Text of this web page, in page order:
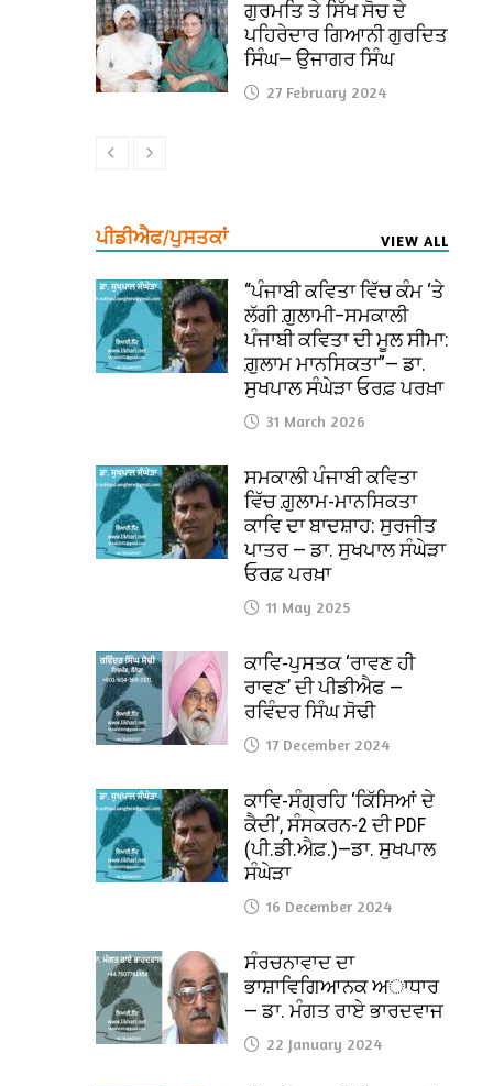
ਗੁਰਮਤਿ ਤੇ ਸਿੱਖ ਸੋਚ ਦੇ
ਪਹਿਰੇਦਾਰ ਗਿਆਨੀ ਗੁਰਦਿਤ
ਸਿੰਘ— ਉਜਾਗਰ ਸਿੰਘ
27 February 2024
ਪੀਡੀਐਫ/ਪੁਸਤਕਾਂ VIEW ALL
“ਪੰਜਾਬੀ ਕਵਿਤਾ ਵਿੱਚ ਕੰਮ ‘ਤੇ
ਲੱਗੀ ਗ਼ੁਲਾਮੀ–ਸਮਕਾਲੀ
ਪੰਜਾਬੀ ਕਵਿਤਾ ਦੀ ਮੂਲ ਸੀਮਾ:
ਗ਼ੁਲਾਮ ਮਾਨਸਿਕਤਾ”— ਡਾ.
ਸੁਖਪਾਲ ਸੰਘੇੜਾ ਓਰਫ਼ ਪਰਖ਼ਾ
31 March 2026
ਸਮਕਾਲੀ ਪੰਜਾਬੀ ਕਵਿਤਾ
ਵਿੱਚ ਗ਼ੁਲਾਮ-ਮਾਨਸਿਕਤਾ
ਕਾਵਿ ਦਾ ਬਾਦਸ਼ਾਹ: ਸੁਰਜੀਤ
ਪਾਤਰ — ਡਾ. ਸੁਖਪਾਲ ਸੰਘੇੜਾ
ਓਰਫ਼ ਪਰਖ਼ਾ
11 May 2025
ਕਾਵਿ-ਪੁਸਤਕ ‘ਰਾਵਣ ਹੀ
ਰਾਵਣ’ ਦੀ ਪੀਡੀਐਫ —
ਰਵਿੰਦਰ ਸਿੰਘ ਸੋਢੀ
17 December 2024
ਕਾਵਿ-ਸੰਗ੍ਰਹਿ ‘ਕਿੱਸਿਆਂ ਦੇ
ਕੈਦੀ’, ਸੰਸਕਰਨ-2 ਦੀ PDF
(ਪੀ.ਡੀ.ਐਫ਼.)—ਡਾ. ਸੁਖਪਾਲ
ਸੰਘੇੜਾ
16 December 2024
ਸੰਰਚਨਾਵਾਦ ਦਾ
ਭਾਸ਼ਾਵਿਗਿਆਨਕ ਅਾਧਾਰ
— ਡਾ. ਮੰਗਤ ਰਾਏ ਭਾਰਦਵਾਜ
22 January 2024